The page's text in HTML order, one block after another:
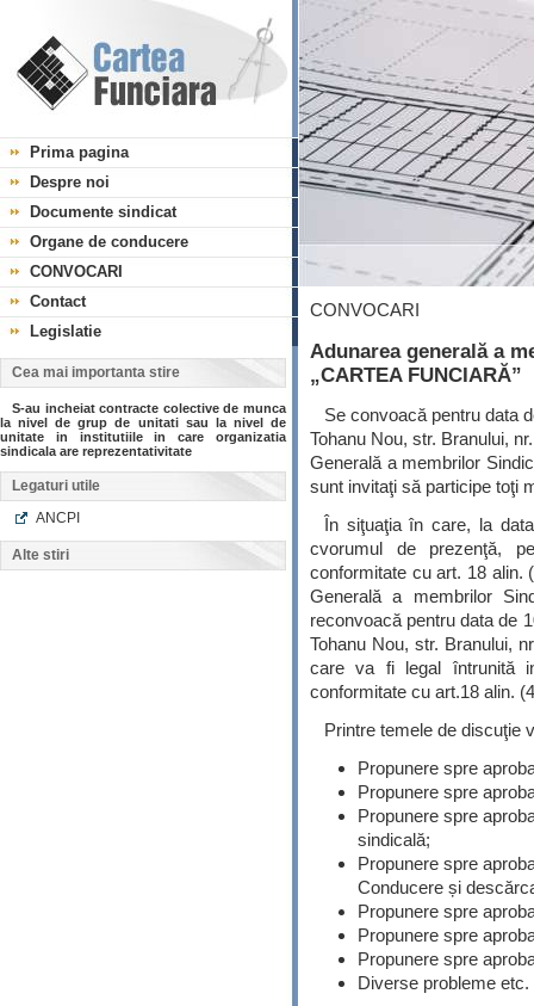
Prima pagina
Despre noi
Documente sindicat
Organe de conducere
CONVOCARI
Contact
Legislatie
Cea mai importanta stire
S-au incheiat contracte colective de munca
la nivel de grup de unitati sau la nivel de
unitate in institutiile in care organizatia
sindicala are reprezentativitate
Legaturi utile
ANCPI
Alte stiri
CONVOCARI
Adunarea generală a
„CARTEA FUNCIARĂ”
Se convoacă pentru data
Tohanu Nou, str. Branului,
Generală a membrilor
sunt invitaţi să participe toţi
În siţuaţia în care, la
cvorumul de prezenţă,
conformitate cu art. 18 alin.
Generală a membrilor
reconvoacă pentru data de
Tohanu Nou, str. Branului,
care va fi legal întrunită
conformitate cu art.18 alin.
Printre temele de discuţie
Propunere spre
Propunere spre
Propunere spre
sindicală;
Propunere spre
Conducere și
Propunere spre
Propunere spre
Propunere spre
Diverse probleme etc.